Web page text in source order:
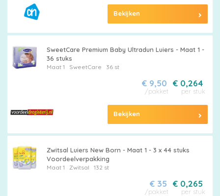
Maten
Series
vergelijken
Bekijken
SweetCare Premium Baby Ultradun Luiers - Maat 1 -
36 stuks
Maat 1 SweetCare 36 st
€ 0,264
per stuk
€ 9,50
/pakket
Bekijken
Zwitsal Luiers New Born - Maat 1 - 3 x 44 stuks
Voordeelverpakking
Maat 1 Zwitsal 132 st
€ 0,265
per stuk
€ 35
/pakket